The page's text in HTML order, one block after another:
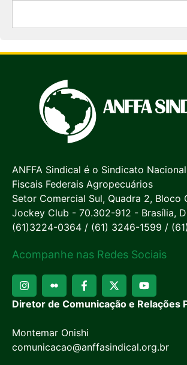
ANFFA Sindical é o Sindicato
Fiscais Federais Agropecuários
Setor Comercial Sul, Quadra 2, Bloco
Jockey Club - 70.302-912 - Brasília,
(61)3224-0364 / (61) 3246-1599 /
Acompanhe nas Redes Sociais
Diretor de Comunicação e Relações
Montemar Onishi
comunicacao@anffasindical.org.br